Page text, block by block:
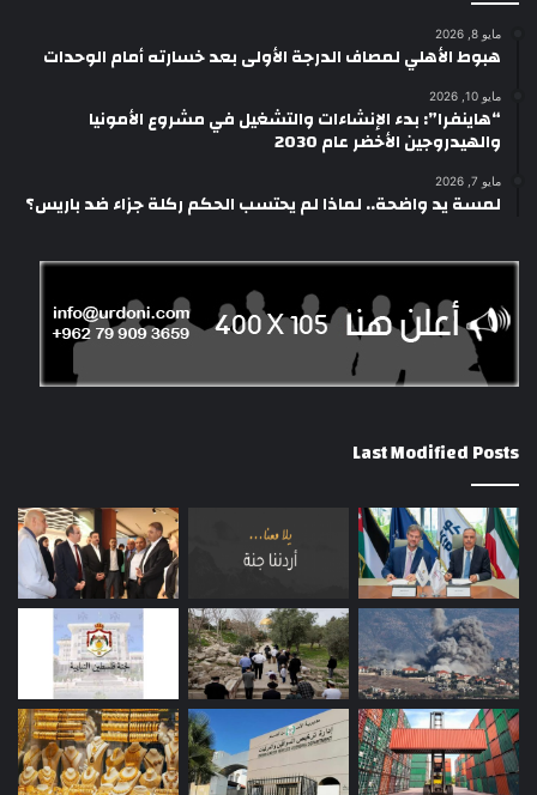
مايو 8, 2026
هبوط الأهلي لمصاف الدرجة الأولى بعد خسارته أمام الوحدات
مايو 10, 2026
“هاينفرا”: بدء الإنشاءات والتشغيل في مشروع الأمونيا
والهيدروجين الأخضر عام 2030
مايو 7, 2026
لمسة يد واضحة.. لماذا لم يحتسب الحكم ركلة جزاء ضد باريس؟
Last Modified Posts